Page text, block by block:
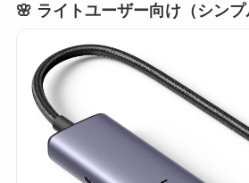
🌸 ライトユーザー向け（シンプ